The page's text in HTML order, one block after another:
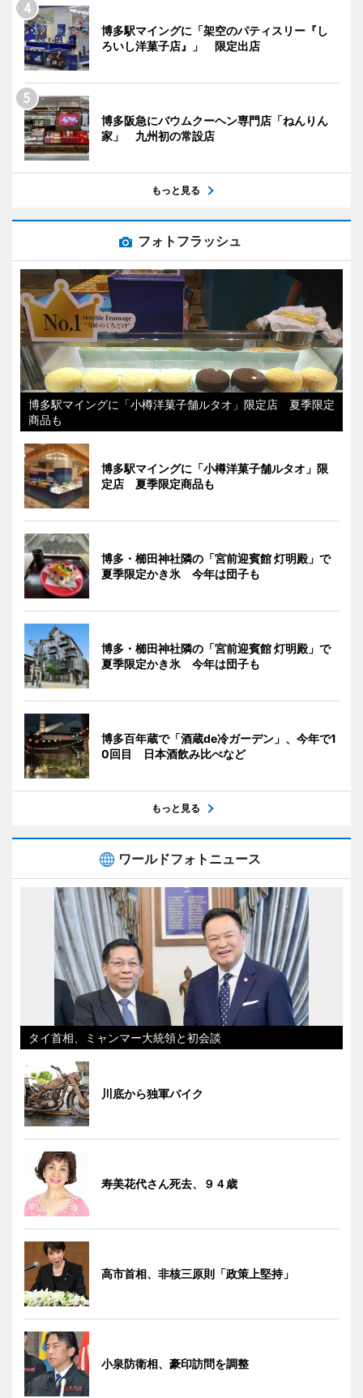
博多駅マイングに「架空のパティスリー『し
ろいし洋菓子店』」 限定出店
博多阪急にバウムクーヘン専門店「ねんりん
家」 九州初の常設店
もっと見る
フォトフラッシュ
博多駅マイングに「小樽洋菓子舗ルタオ」限定店 夏季限定
商品も
博多駅マイングに「小樽洋菓子舗ルタオ」限
定店 夏季限定商品も
博多・櫛田神社隣の「宮前迎賓館 灯明殿」で
夏季限定かき氷 今年は団子も
博多・櫛田神社隣の「宮前迎賓館 灯明殿」で
夏季限定かき氷 今年は団子も
博多百年蔵で「酒蔵de冷ガーデン」、今年で1
0回目 日本酒飲み比べなど
もっと見る
ワールドフォトニュース
タイ首相、ミャンマー大統領と初会談
川底から独軍バイク
寿美花代さん死去、９４歳
高市首相、非核三原則「政策上堅持」
小泉防衛相、豪印訪問を調整